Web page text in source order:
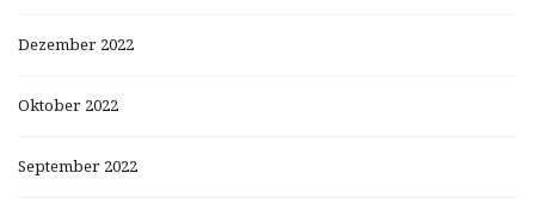
Dezember 2022
Oktober 2022
September 2022